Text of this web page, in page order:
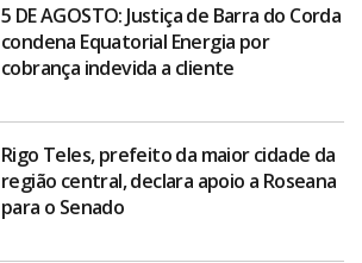
5 DE AGOSTO: Justiça de Barra do Corda
condena Equatorial Energia por
cobrança indevida a cliente
Rigo Teles, prefeito da maior cidade da
região central, declara apoio a Roseana
para o Senado